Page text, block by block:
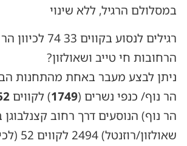
במסלולם הרגיל, ללא שינוי
רגילים לנסוע בקווים
הרחובות חי טייב ושאולזון?
ניתן לבצע מעבר באחת מהתחנות
הר נוף/ כנפי נשרים (1749) לקווים
הר נוף) הנוסעים דרך רחוב
שאולזון/רוזנטל) 2494 לקווים 52 (לכיוון גבעת